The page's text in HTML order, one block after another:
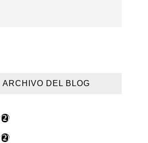
ARCHIVO DEL BLOG
(2)
(2)